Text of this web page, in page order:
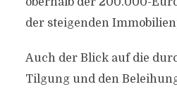
der steigenden
Auch der Blick auf die
Tilgung und den